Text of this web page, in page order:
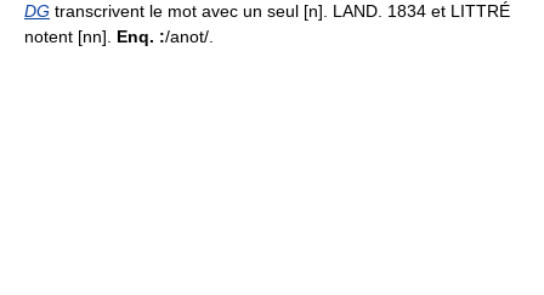
DG transcrivent le mot avec un seul [n]. LAND. 1834 et LITTRÉ
notent [nn]. Enq. :/anot/.